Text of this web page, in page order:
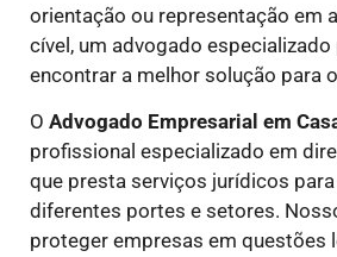
orientação ou representação em
cível, um advogado especializado
encontrar a melhor solução para
O Advogado Empresarial em
profissional especializado em
que presta serviços jurídicos
diferentes portes e setores.
proteger empresas em questões